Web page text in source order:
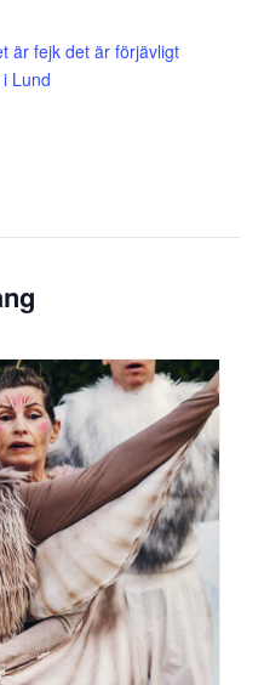
är fejk det är förjävligt
Lund